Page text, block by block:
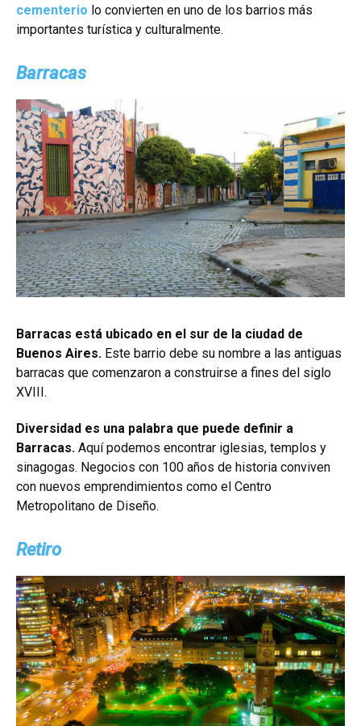
cementerio lo convierten en uno de los barrios más
importantes turística y culturalmente.
Barracas
Barracas está ubicado en el sur de la ciudad de
Buenos Aires. Este barrio debe su nombre a las antiguas
barracas que comenzaron a construirse a fines del siglo
XVIII.
Diversidad es una palabra que puede definir a
Barracas. Aquí podemos encontrar iglesias, templos y
sinagogas. Negocios con 100 años de historia conviven
con nuevos emprendimientos como el Centro
Metropolitano de Diseño.
Retiro